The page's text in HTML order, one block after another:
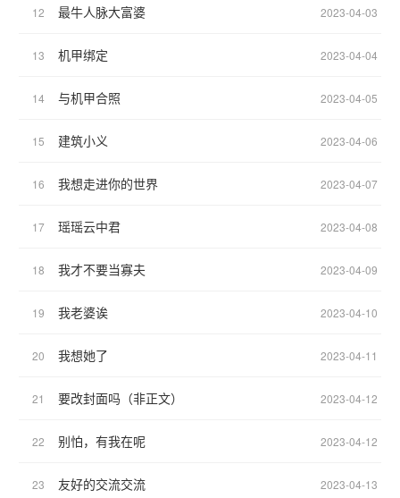
12 最牛人脉大富婆 2023-04-03
13 机甲绑定 2023-04-04
14 与机甲合照 2023-04-05
15 建筑小义 2023-04-06
16 我想走进你的世界 2023-04-07
17 瑶瑶云中君 2023-04-08
18 我才不要当寡夫 2023-04-09
19 我老婆诶 2023-04-10
20 我想她了 2023-04-11
21 要改封面吗（非正文） 2023-04-12
22 别怕，有我在呢 2023-04-12
23 友好的交流交流 2023-04-13